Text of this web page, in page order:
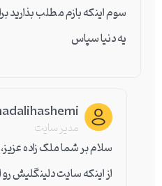
سوم اینکه بازم مطلب بذارید
یه دنیا سپاس
مدیر سایت
سلام بر شما ملک زاده عزیز،
از اینکه سایت دلینگلیش